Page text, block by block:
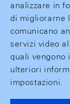
analizzare in
di migliorarne
comunicano
servizi video
quali vengono
ulteriori
impostazioni.